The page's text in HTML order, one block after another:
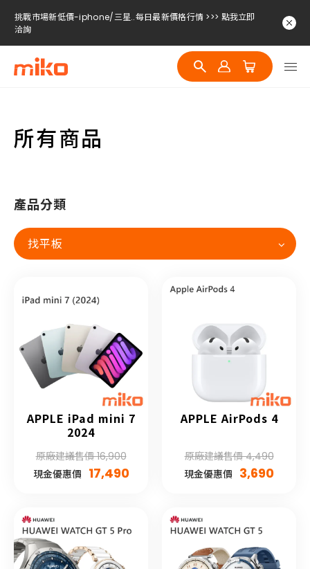
挑戰市場新低價-iphone/三星..每日最新價格行情 >>> 點我立即
洽詢
挑戰市場新低價-iphone/三星..每日最新價格行情 >>> 點我立即
洽詢
挑戰市場新低價-iphone/三星..每日最新價格行情 >>> 點我立即
所有商品
產品分類
找平板
APPLE iPad mini 7
2024
原廠建議售價 16,900
現金優惠價 17,490
APPLE AirPods 4
原廠建議售價 4,490
現金優惠價 3,690